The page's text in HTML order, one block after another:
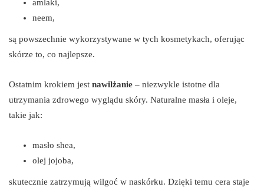
amlaki,
neem,
są powszechnie wykorzystywane w tych kosmetykach, oferując
skórze to, co najlepsze.
Ostatnim krokiem jest nawilżanie – niezwykle istotne dla
utrzymania zdrowego wyglądu skóry. Naturalne masła i oleje,
takie jak:
masło shea,
olej jojoba,
skutecznie zatrzymują wilgoć w naskórku. Dzięki temu cera staje